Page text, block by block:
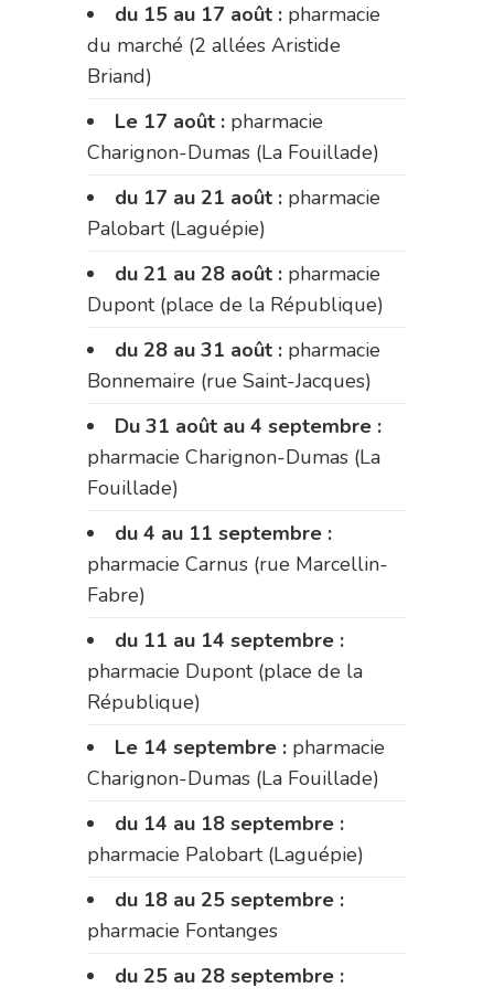
du 15 au 17 août : pharmacie
du marché (2 allées Aristide
Briand)
Le 17 août : pharmacie
Charignon-Dumas (La Fouillade)
du 17 au 21 août : pharmacie
Palobart (Laguépie)
du 21 au 28 août : pharmacie
Dupont (place de la République)
du 28 au 31 août : pharmacie
Bonnemaire (rue Saint-Jacques)
Du 31 août au 4 septembre :
pharmacie Charignon-Dumas (La
Fouillade)
du 4 au 11 septembre :
pharmacie Carnus (rue Marcellin-
Fabre)
du 11 au 14 septembre :
pharmacie Dupont (place de la
République)
Le 14 septembre : pharmacie
Charignon-Dumas (La Fouillade)
du 14 au 18 septembre :
pharmacie Palobart (Laguépie)
du 18 au 25 septembre :
pharmacie Fontanges
du 25 au 28 septembre :